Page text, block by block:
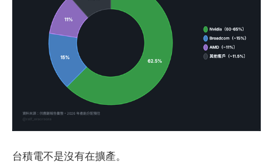
台積電不是沒有在擴產。